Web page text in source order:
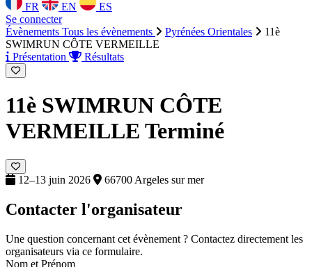
FR EN
ES
Se connecter
Évènements Tous les évènements Pyrénées Orientales
11è
SWIMRUN CÔTE VERMEILLE
Présentation
Résultats
11è SWIMRUN CÔTE
VERMEILLE Terminé
12–13 juin 2026 66700 Argeles sur mer
Contacter l'organisateur
Une question concernant cet évènement ? Contactez directement les
organisateurs via ce formulaire.
Nom et Prénom